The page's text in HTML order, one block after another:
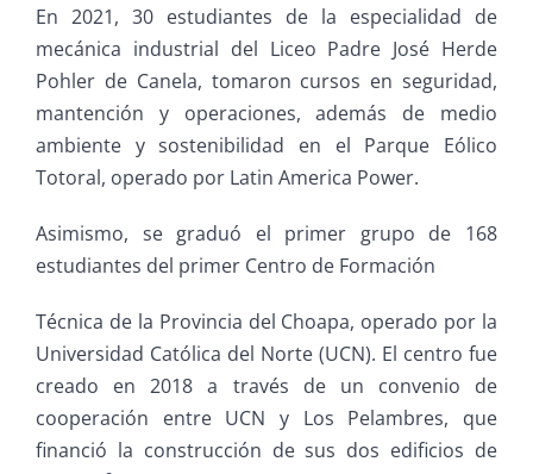
En 2021, 30 estudiantes de la especialidad de
mecánica industrial del Liceo Padre José Herde
Pohler de Canela, tomaron cursos en seguridad,
mantención y operaciones, además de medio
ambiente y sostenibilidad en el Parque Eólico
Totoral, operado por Latin America Power.
Asimismo, se graduó el primer grupo de 168
estudiantes del primer Centro de Formación
Técnica de la Provincia del Choapa, operado por la
Universidad Católica del Norte (UCN). El centro fue
creado en 2018 a través de un convenio de
cooperación entre UCN y Los Pelambres, que
financió la construcción de sus dos edificios de